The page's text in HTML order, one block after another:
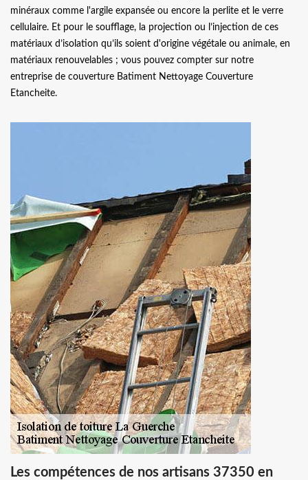
minéraux comme l'argile expansée ou encore la perlite et le verre
cellulaire. Et pour le soufflage, la projection ou l’injection de ces
matériaux d’isolation qu’ils soient d'origine végétale ou animale, en
matériaux renouvelables ; vous pouvez compter sur notre
entreprise de couverture Batiment Nettoyage Couverture
Etancheite.
Les compétences de nos artisans 37350 en